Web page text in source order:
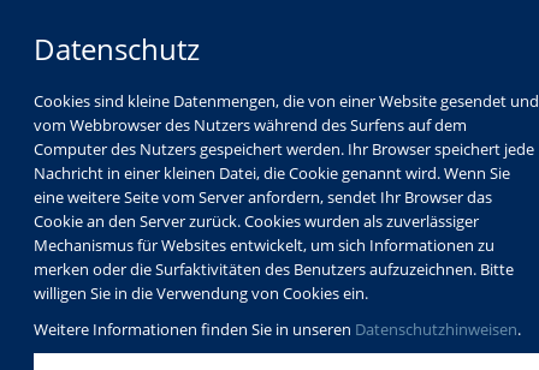
Datenschutz
Cookies sind kleine Datenmengen, die von einer Website gesendet und
vom Webbrowser des Nutzers während des Surfens auf dem
Computer des Nutzers gespeichert werden. Ihr Browser speichert jede
Nachricht in einer kleinen Datei, die Cookie genannt wird. Wenn Sie
eine weitere Seite vom Server anfordern, sendet Ihr Browser das
Cookie an den Server zurück. Cookies wurden als zuverlässiger
Mechanismus für Websites entwickelt, um sich Informationen zu
merken oder die Surfaktivitäten des Benutzers aufzuzeichnen. Bitte
willigen Sie in die Verwendung von Cookies ein.
Weitere Informationen finden Sie in unseren Datenschutzhinweisen.
Programm
Schulabschlüsse
Schulkindbetreuung
Service